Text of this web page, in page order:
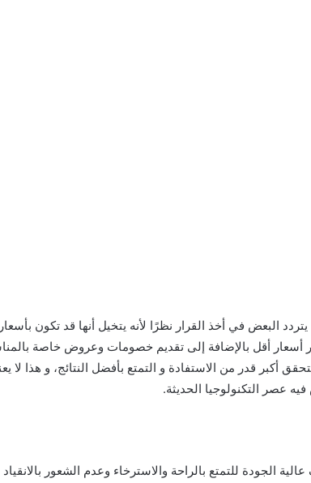
البعض في أخذ القرار نظرًا لأنه يتخيل أنها قد تكون
أكبر قدر من الاستفادة و التمتع بأفضل النتائج، و هذا
عصر التكنولوجيا الحديثة.
الجودة للتمتع بالراحة والاسترخاء وعدم الشعور